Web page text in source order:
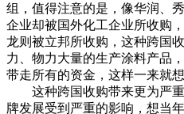
组，值得注意的是，像华润、
企业却被国外化工企业所收购
龙则被立邦所收购，这种跨国
力、物力大量的生产涂料产品
带走所有的资金，这样一来就
这种跨国收购带来更为严重
牌发展受到严重的影响，想当